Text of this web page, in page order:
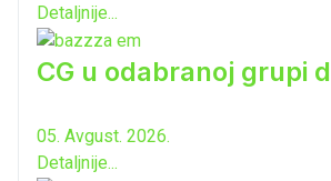
Detaljnije...
CG u odabranoj grupi
05. Avgust. 2026.
Detaljnije...